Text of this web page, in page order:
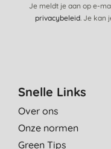
Je meldt je aan op e-
privacybeleid. Je kan
Snelle Links
Over ons
Onze normen
Green Tips